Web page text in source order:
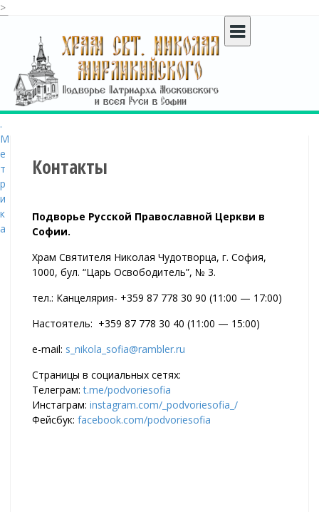
>
c
o
n
t
e
n
t
Контакты
Подворье Русской Православной Церкви в
Софии.
Храм Святителя Николая Чудотворца, г. София,
1000, бул. “Царь Освободитель”, № 3.
тел.: Канцелярия- +359 87 778 30 90 (11:00 — 17:00)
Настоятель: +359 87 778 30 40 (11:00 — 15:00)
e-mail: s_nikola_sofia@rambler.ru
Страницы в социальных сетях:
Телеграм:t.me/podvoriesofia
Инстаграм: instagram.com/_podvoriesofia_/
Фейсбук: facebook.com/podvoriesofia